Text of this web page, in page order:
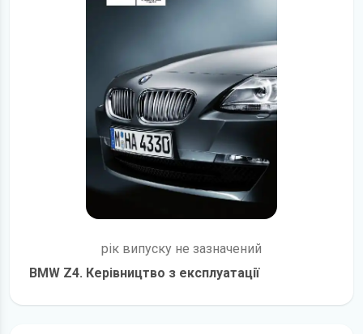
рік випуску не зазначений
BMW Z4. Керівництво з експлуатації